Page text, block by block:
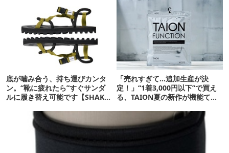
底が噛み合う、持ち運びカンタ
ン。“靴に疲れたら”すぐサンダ
ルに履き替え可能です【SHAKA
「売れすぎて…追加生産が決
定！」“1着3,000円以下”で買え
る、TAION夏の新作が機能てん